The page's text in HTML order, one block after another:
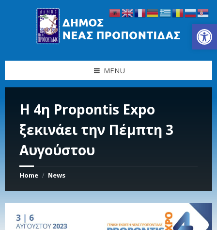
Ανοίξτε τη γραμμή εργαλείων
MENU
Η 4η Propontis Expo
ξεκινάει την Πέμπτη 3
Αυγούστου
Home / News